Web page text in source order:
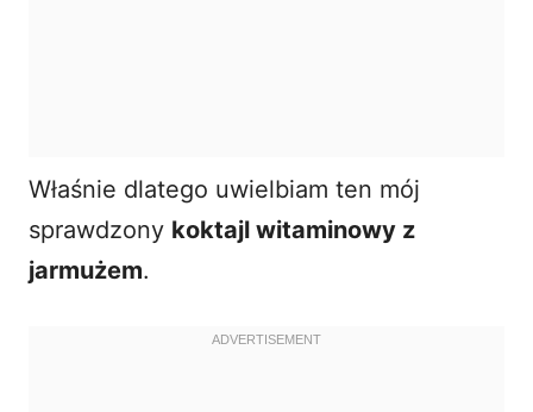
Właśnie dlatego uwielbiam ten mój
sprawdzony koktajl witaminowy z
jarmużem.